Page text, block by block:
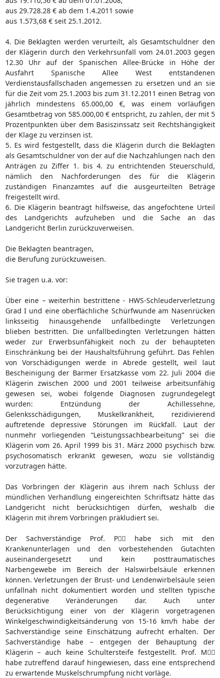
aus 29.728.28 € ab dem 1.4.2011 sowie
aus 1.573,68 € seit 25.1.2012.
4. Die Beklagten werden verurteilt, als Gesamtschuldner den
der Klägerin durch den Verkehrsunfall vom 24.01.2003 gegen
12.30 Uhr auf der Spanischen Allee-Brücke in Höhe der
Ausfahrt Spanische Allee West entstandenen
Verdienstausfallschaden angemessen zu ersetzen und an sie
für die Zeit vom 25.1.2003 bis zum 31.12.2011 einen Betrag von
jährlich mindestens 65.000,00 €, was einem vorläufigen
Gesamtbetrag von 585.000,00 € entspricht, zu zahlen, der mit 5
Prozentpunkten über dem Basiszinssatz seit Rechtshängigkeit
der Klage zu verzinsen ist.
5. Es wird festgestellt, dass die Klägerin durch die Beklagten
als Gesamtschuldner von der auf die Nachzahlungen nach den
Anträgen zu Ziffer 1. bis 4. zu entrichtenden Steuerschuld,
nämlich den Nachforderungen des für die Klägerin
zuständigen Finanzamtes auf die ausgeurteilten Beträge
freigestellt wird.
6. Die Klägerin beantragt hilfsweise, das angefochtene Urteil
des Landgerichts aufzuheben und die Sache an das
Landgericht Berlin zurückzuverweisen.
Die Beklagten beantragen,
die Berufung zurückzuweisen.
Sie tragen u.a. vor:
Über eine – weiterhin bestrittene - HWS-Schleuderverletzung
Grad I und eine oberflächliche Schürfwunde am Nasenrücken
linksseitig hinausgehende unfallbedingte Verletzungen
blieben bestritten. Die unfallbedingten Verletzungen hätten
weder zur Erwerbsunfähigkeit noch zu der behaupteten
Einschränkung bei der Haushaltsführung geführt. Das Fehlen
von Vorschädigungen werde in Abrede gestellt, weil laut
Bescheinigung der Barmer Ersatzkasse vom 22. Juli 2004 die
Klägerin zwischen 2000 und 2001 teilweise arbeitsunfähig
gewesen sei, wobei folgende Diagnosen zugrundegelegt
wurden: Entzündung der Achillessehne,
Gelenksschädigungen, Muskelkrankheit, rezidivierend
auftretende depressive Störungen im Rückfall. Laut der
nunmehr vorliegenden “Leistungssachbearbeitung” sei die
Klägerin vom 26. April 1999 bis 31. März 2000 psychisch bzw.
psychosomatisch erkrankt gewesen, wozu sie vollständig
vorzutragen hätte.
Das Vorbringen der Klägerin aus ihrem nach Schluss der
mündlichen Verhandlung eingereichten Schriftsatz hätte das
Landgericht nicht berücksichtigen dürfen, weshalb die
Klägerin mit ihrem Vorbringen präkludiert sei.
Der Sachverständige Prof. P habe sich mit den
Krankenunterlagen und den vorbestehenden Gutachten
auseinandergesetzt und kein posttraumatisches
Narbengewebe im Bereich der Halswirbelsäule erkennen
können. Verletzungen der Brust- und Lendenwirbelsäule seien
unfallnah nicht dokumentiert worden und stellten typische
degenerative Veränderungen dar. Auch unter
Berücksichtigung einer von der Klägerin vorgetragenen
Winkelgeschwindigkeitsänderung von 15-16 km/h habe der
Sachverständige seine Einschätzung aufrecht erhalten. Der
Sachverständige habe – entgegen der Behauptung der
Klägerin – auch keine Schultersteife festgestellt. Prof. M
habe zutreffend darauf hingewiesen, dass eine entsprechend
zu erwartende Muskelschrumpfung nicht vorläge.